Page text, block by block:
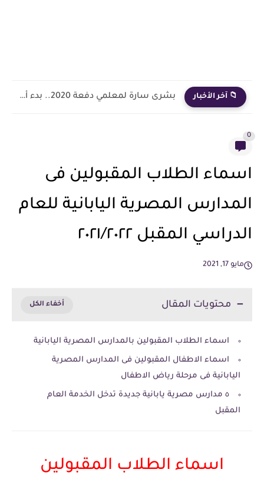
📁 آخر الأخبار بشرى سارة لمعلمي دفعة 2020.. بدء أول خطوة رسمية في...
0
اسماء الطلاب المقبولين فى
المدارس المصرية اليابانية للعام
الدراسي المقبل ٢٠٢١/٢٠٢٢
مايو 17, 2021
محتويات المقال
اسماء الطلاب المقبولين بالمدارس المصرية اليابانية
اسماء الاطفال المقبولين فى المدارس المصرية
اليابانية فى مرحلة رياض الاطفال
٥ مدارس مصرية يابانية جديدة تدخل الخدمة العام
المقبل
اسماء الطلاب المقبولين